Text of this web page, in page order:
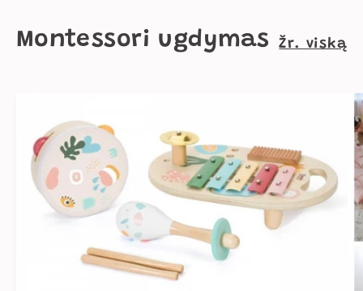
Montessori ugdymas Žr. viską